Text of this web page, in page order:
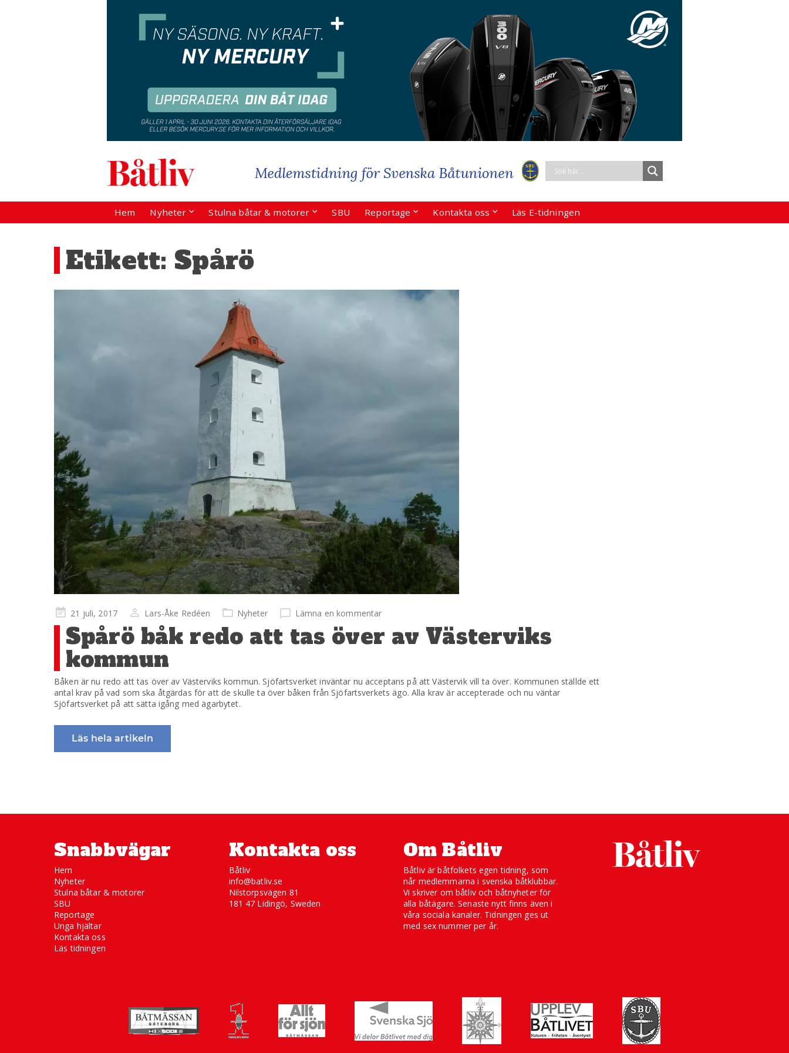
Hem Nyheter Stulna båtar & motorer SBU Reportage Kontakta oss Läs E-tidningen
Etikett: Spårö
Publicerad
på
21 juli, 2017 Lars-Åke Redéen Nyheter Lämna en kommentar
Spårö båk redo att tas över av Västerviks
kommun
Båken är nu redo att tas över av Västerviks kommun. Sjöfartsverket inväntar nu acceptans på att Västervik vill ta över. Kommunen ställde ett
antal krav på vad som ska åtgärdas för att de skulle ta över båken från Sjöfartsverkets ägo. Alla krav är accepterade och nu väntar
Sjöfartsverket på att sätta igång med ägarbytet.
Läs hela artikeln
Snabbvägar
Hem
Nyheter
Stulna båtar & motorer
SBU
Reportage
Unga hjältar
Kontakta oss
Läs tidningen
Kontakta oss
Båtliv
info@batliv.se
Nilstorpsvägen 81
181 47 Lidingö, Sweden
Om Båtliv
Båtliv är båtfolkets egen tidning, som
når medlemmarna i svenska båtklubbar.
Vi skriver om båtliv och båtnyheter för
alla båtägare. Senaste nytt finns även i
våra sociala kanaler. Tidningen ges ut
med sex nummer per år.